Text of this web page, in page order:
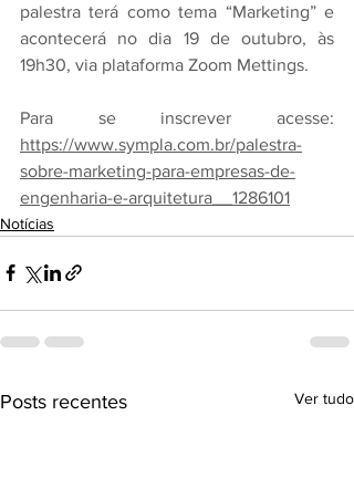
palestra terá como tema “Marketing” e
acontecerá no dia 19 de outubro, às
19h30, via plataforma Zoom Mettings.
https://www.sympla.com.br/palestra-
sobre-marketing-para-empresas-de-
engenharia-e-arquitetura__1286101
Notícias
Posts recentes Ver tudo